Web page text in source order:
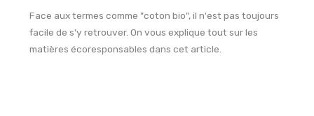
Face aux termes comme "coton bio", il n'est pas toujours
facile de s'y retrouver. On vous explique tout sur les
matières écoresponsables dans cet article.